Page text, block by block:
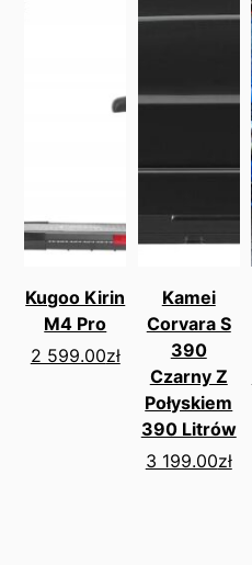
Kugoo Kirin
M4 Pro
2 599.00zł
Kamei
Corvara S
390
Czarny Z
Połyskiem
390 Litrów
3 199.00zł